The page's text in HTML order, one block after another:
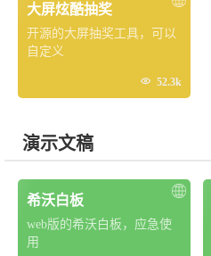
大屏炫酷抽奖
开源的大屏抽奖工具，可以
自定义
 52.3k
演示文稿
希沃白板
web版的希沃白板，应急使
用